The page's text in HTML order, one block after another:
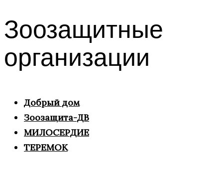
Зоозащитные
организации
Добрый дом
Зоозащита-ДВ
МИЛОСЕРДИЕ
ТЕРЕМОК